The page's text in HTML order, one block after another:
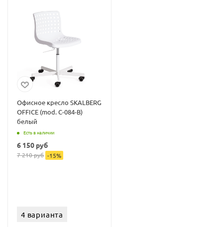
Офисное кресло SKALBERG
OFFICE (mod. C-084-B)
белый
Есть в наличии
6 150 руб
7 210руб -15%
4 варианта